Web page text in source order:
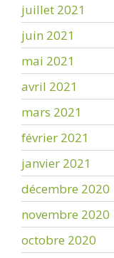
juillet 2021
juin 2021
mai 2021
avril 2021
mars 2021
février 2021
janvier 2021
décembre 2020
novembre 2020
octobre 2020